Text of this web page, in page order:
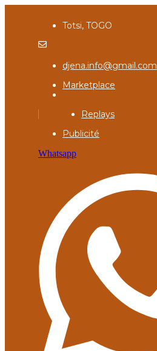
Totsi, TOGO
djena.info@gmail.com
Marketplace
Replays
Publicité
Whatsapp